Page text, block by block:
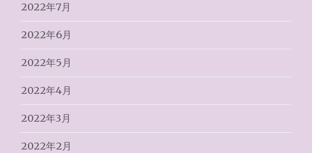
2022年7月
2022年6月
2022年5月
2022年4月
2022年3月
2022年2月